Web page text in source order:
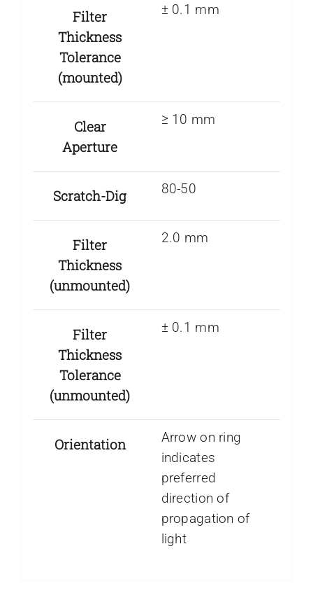
Filter
Thickness
Tolerance
(mounted)
± 0.1 mm
Clear
Aperture
≥ 10 mm
Scratch-Dig 80-50
Filter
Thickness
(unmounted)
2.0 mm
Filter
Thickness
Tolerance
(unmounted)
± 0.1 mm
Orientation
Arrow on ring
indicates
preferred
direction of
propagation of
light